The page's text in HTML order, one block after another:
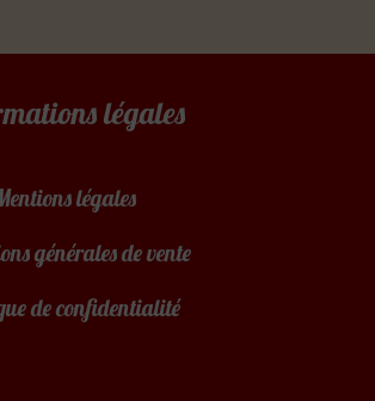
légales
légales
générales de vente
de confidentialité